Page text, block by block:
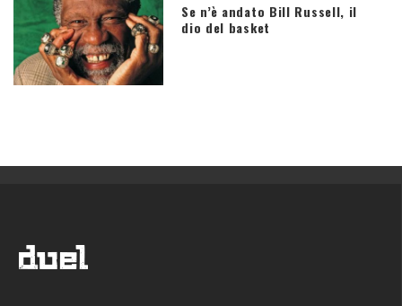
Se n’è andato Bill Russell, il
dio del basket